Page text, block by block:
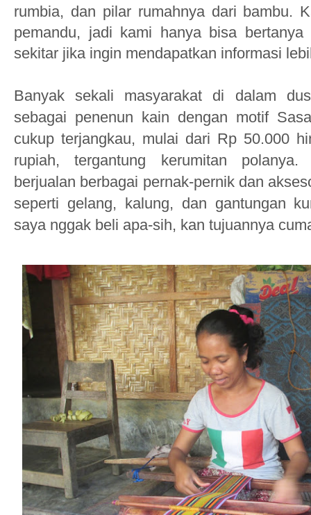
rumbia, dan pilar rumahnya dari bambu.
pemandu, jadi kami hanya bisa bertanya
sekitar jika ingin mendapatkan informasi
Banyak sekali masyarakat di dalam
sebagai penenun kain dengan motif
cukup terjangkau, mulai dari Rp 50.000
rupiah, tergantung kerumitan polanya.
berjualan berbagai pernak-pernik dan
seperti gelang, kalung, dan gantungan
saya nggak beli apa-sih, kan tujuannya